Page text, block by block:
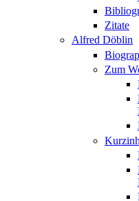
Zitate
Alfred Döblin
Zum